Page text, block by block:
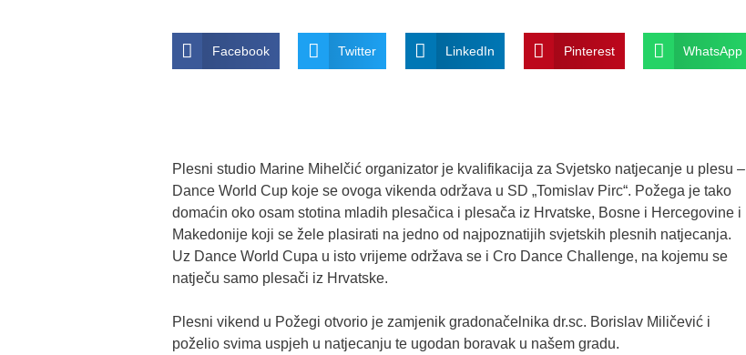
Facebook Twitter LinkedIn Pinterest WhatsApp
Plesni studio Marine Mihelčić organizator je kvalifikacija za Svjetsko natjecanje u plesu –
Dance World Cup koje se ovoga vikenda održava u SD „Tomislav Pirc“. Požega je tako
domaćin oko osam stotina mladih plesačica i plesača iz Hrvatske, Bosne i Hercegovine i
Makedonije koji se žele plasirati na jedno od najpoznatijih svjetskih plesnih natjecanja.
Uz Dance World Cupa u isto vrijeme održava se i Cro Dance Challenge, na kojemu se
natječu samo plesači iz Hrvatske.
Plesni vikend u Požegi otvorio je zamjenik gradonačelnika dr.sc. Borislav Miličević i
poželio svima uspjeh u natjecanju te ugodan boravak u našem gradu.